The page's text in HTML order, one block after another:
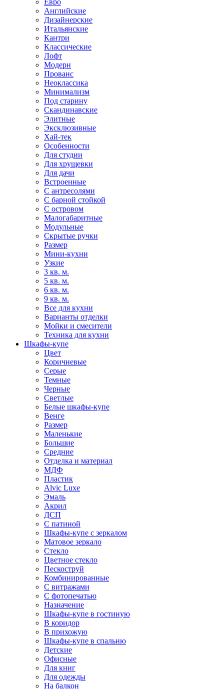
Евро
Английские
Дизайнерские
Итальянские
Кантри
Классические
Лофт
Модерн
Прованс
Неоклассика
Минимализм
Под старину
Скандинавские
Элитные
Эксклюзивные
Хай-тек
Особенности
Для студии
Для хрущевки
Для дачи
Встроенные
С антресолями
С барной стойкой
С островом
Малогабаритные
Модульные
Скрытые ручки
Размер
Мини-кухни
Узкие
3 кв. м.
5 кв. м.
6 кв. м.
9 кв. м.
Все для кухни
Варианты отделки
Мойки и смесители
Техника для кухни
Шкафы-купе
Цвет
Коричневые
Серые
Темные
Черные
Светлые
Белые шкафы-купе
Венге
Размер
Маленькие
Большие
Средние
Отделка и материал
МДФ
Пластик
Alvic Luxe
Эмаль
Акрил
ДСП
С патиной
Шкафы-купе с зеркалом
Матовое зеркало
Стекло
Цветное стекло
Пескоструй
Комбинированные
С витражами
С фотопечатью
Назначение
Шкафы-купе в гостиную
В коридор
В прихожую
Шкафы-купе в спальню
Детские
Офисные
Для книг
Для одежды
На балкон